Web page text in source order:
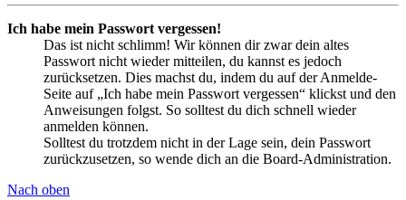
Ich habe mein Passwort vergessen!
Das ist nicht schlimm! Wir können dir zwar dein altes
Passwort nicht wieder mitteilen, du kannst es jedoch
zurücksetzen. Dies machst du, indem du auf der Anmelde-
Seite auf „Ich habe mein Passwort vergessen“ klickst und den
Anweisungen folgst. So solltest du dich schnell wieder
anmelden können.
Solltest du trotzdem nicht in der Lage sein, dein Passwort
zurückzusetzen, so wende dich an die Board-Administration.
Nach oben